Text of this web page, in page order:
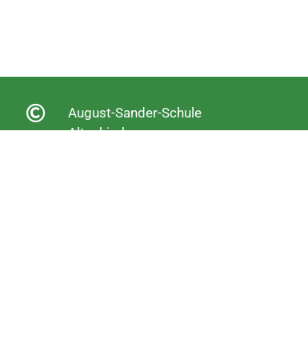
August-Sander-Schule
Altenkirchen